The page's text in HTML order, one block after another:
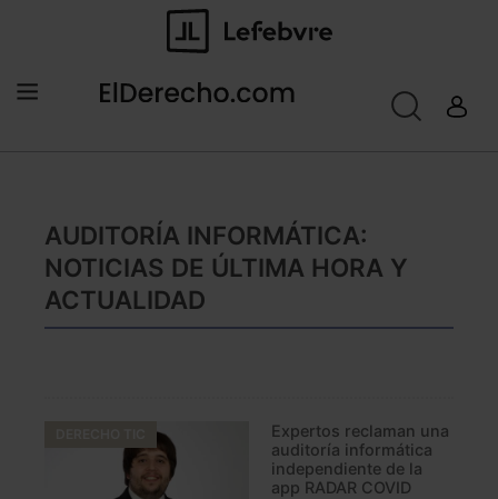
AUDITORÍA INFORMÁTICA:
NOTICIAS DE ÚLTIMA HORA Y
ACTUALIDAD
Expertos reclaman una
auditoría informática
independiente de la
app RADAR COVID